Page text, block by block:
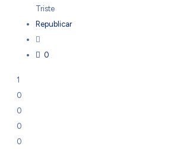
Triste
Republicar
0
1
0
0
0
0